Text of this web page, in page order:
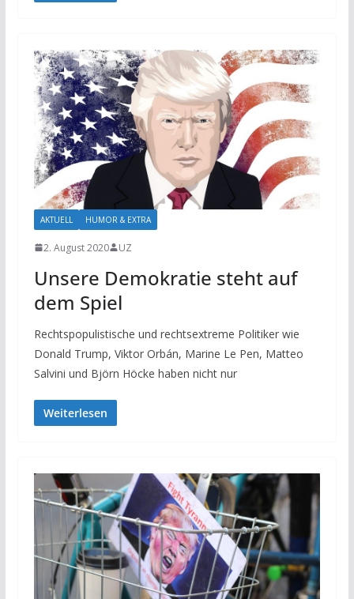
AKTUELL HUMOR & EXTRA
2. August 2020 UZ
Unsere Demokratie steht auf
dem Spiel
Rechtspopulistische und rechtsextreme Politiker wie
Donald Trump, Viktor Orbán, Marine Le Pen, Matteo
Salvini und Björn Höcke haben nicht nur
Weiterlesen